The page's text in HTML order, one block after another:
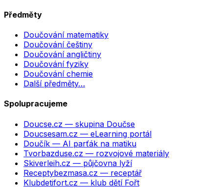
Předměty
Doučování matematiky
Doučování češtiny
Doučování angličtiny
Doučování fyziky
Doučování chemie
Další předměty…
Spolupracujeme
Doucse.cz — skupina Doučse
Doucsesam.cz — eLearning portál
Doučík — AI parťák na matiku
Tvorbazduse.cz — rozvojové materiály
Skiverleih.cz — půjčovna lyží
Receptybezmasa.cz — receptář
Klubdetifort.cz — klub dětí Fořt